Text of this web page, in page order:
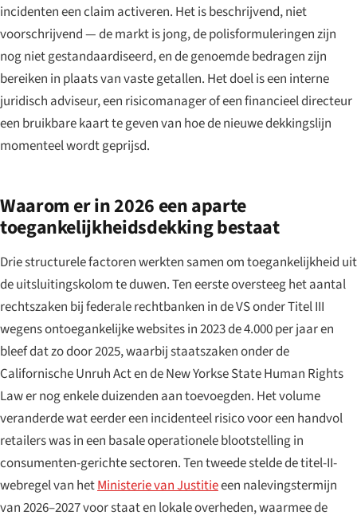
incidenten een claim activeren. Het is beschrijvend, niet
voorschrijvend — de markt is jong, de polisformuleringen zijn
nog niet gestandaardiseerd, en de genoemde bedragen zijn
bereiken in plaats van vaste getallen. Het doel is een interne
juridisch adviseur, een risicomanager of een financieel directeur
een bruikbare kaart te geven van hoe de nieuwe dekkingslijn
momenteel wordt geprijsd.
Waarom er in 2026 een aparte
toegankelijkheidsdekking bestaat
Drie structurele factoren werkten samen om toegankelijkheid uit
de uitsluitingskolom te duwen. Ten eerste oversteeg het aantal
rechtszaken bij federale rechtbanken in de VS onder Titel III
wegens ontoegankelijke websites in 2023 de 4.000 per jaar en
bleef dat zo door 2025, waarbij staatszaken onder de
Californische Unruh Act en de New Yorkse State Human Rights
Law er nog enkele duizenden aan toevoegden. Het volume
veranderde wat eerder een incidenteel risico voor een handvol
retailers was in een basale operationele blootstelling in
consumenten-gerichte sectoren. Ten tweede stelde de titel-II-
webregel van hetMinisterie van Justitieeen nalevingstermijn
van 2026–2027 voor staat en lokale overheden, waarmee de